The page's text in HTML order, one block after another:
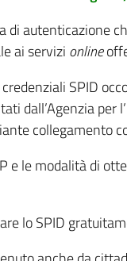
di autenticazione
ai servizi online
SPID
dall’Agenzia per
collegamento
e le modalità di
lo SPID